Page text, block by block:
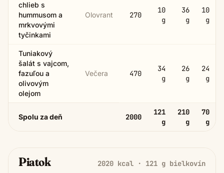
chlieb s
hummusom a
mrkvovými
tyčinkami
Olovrant 270
10
g
36
g
10
g
Tuniakový
šalát s vajcom,
fazuľou a
olivovým
olejom
Večera 470
34
g
26
g
24
g
Spolu za deň 2000
121
g
210
g
70
g
Piatok 2020 kcal · 121 g bielkovín